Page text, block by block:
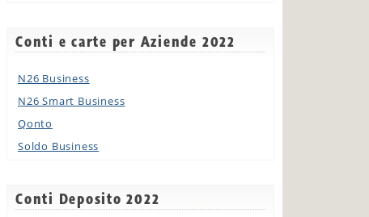
Conti e carte per Aziende 2022
N26 Business
N26 Smart Business
Qonto
Soldo Business
Conti Deposito 2022